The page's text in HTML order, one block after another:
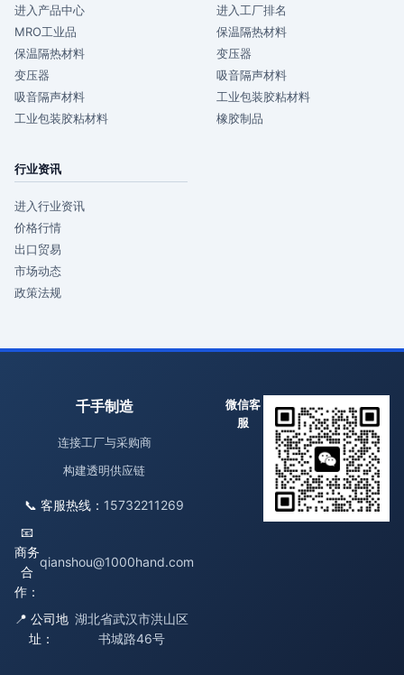
进入产品中心
MRO工业品
保温隔热材料
变压器
吸音隔声材料
工业包装胶粘材料
进入工厂排名
保温隔热材料
变压器
吸音隔声材料
工业包装胶粘材料
橡胶制品
行业资讯
进入行业资讯
价格行情
出口贸易
市场动态
政策法规
千手制造
连接工厂与采购商
构建透明供应链
📞 客服热线： 15732211269
📧
商务
合
作：
qianshou@1000hand.com
📍 公司地
址：
湖北省武汉市洪山区
书城路46号
微信客
服